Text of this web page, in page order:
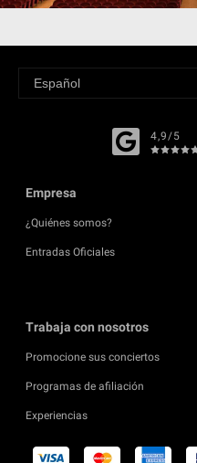
4,9/5
Empresa
¿Quiénes somos?
Entradas Oficiales
Trabaja con nosotros
Promocione sus conciertos
Programas de afiliación
Experiencias